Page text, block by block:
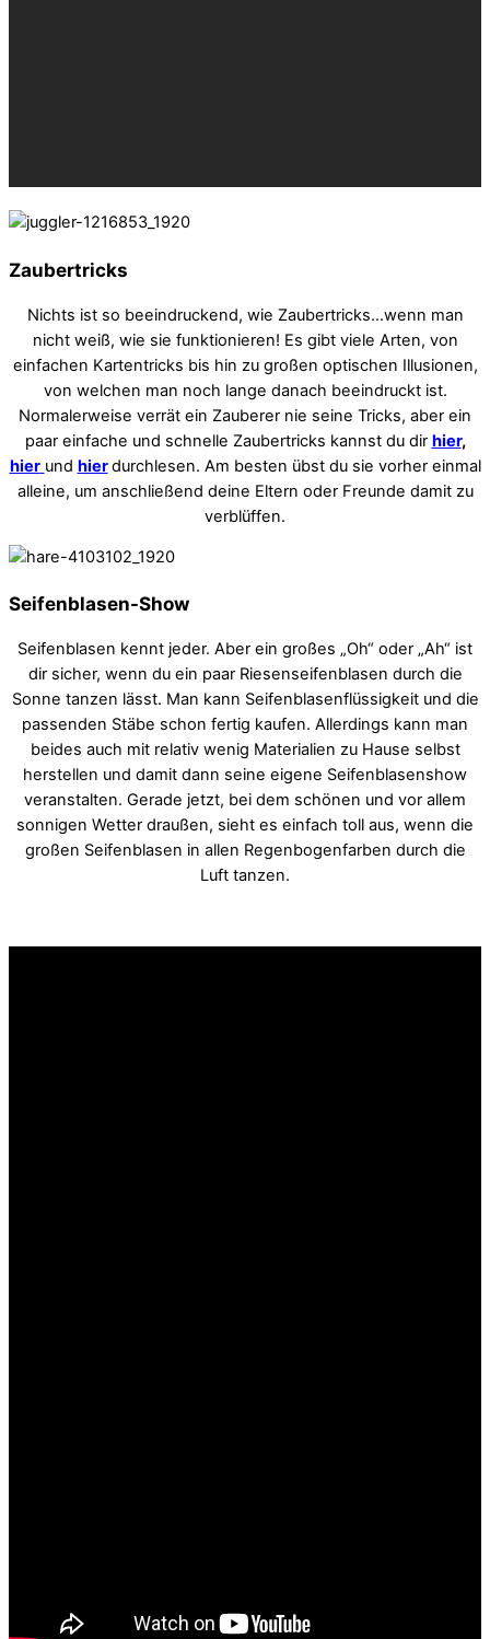
Zaubertricks
Nichts ist so beeindruckend, wie Zaubertricks…wenn man
nicht weiß, wie sie funktionieren! Es gibt viele Arten, von
einfachen Kartentricks bis hin zu großen optischen Illusionen,
von welchen man noch lange danach beeindruckt ist.
Normalerweise verrät ein Zauberer nie seine Tricks, aber ein
paar einfache und schnelle Zaubertricks kannst du dir hier,
hier und hierdurchlesen. Am besten übst du sie vorher einmal
alleine, um anschließend deine Eltern oder Freunde damit zu
verblüffen.
Seifenblasen-Show
Seifenblasen kennt jeder. Aber ein großes „Oh“ oder „Ah“ ist
dir sicher, wenn du ein paar Riesenseifenblasen durch die
Sonne tanzen lässt. Man kann Seifenblasenflüssigkeit und die
passenden Stäbe schon fertig kaufen. Allerdings kann man
beides auch mit relativ wenig Materialien zu Hause selbst
herstellen und damit dann seine eigene Seifenblasenshow
veranstalten. Gerade jetzt, bei dem schönen und vor allem
sonnigen Wetter draußen, sieht es einfach toll aus, wenn die
großen Seifenblasen in allen Regenbogenfarben durch die
Luft tanzen.